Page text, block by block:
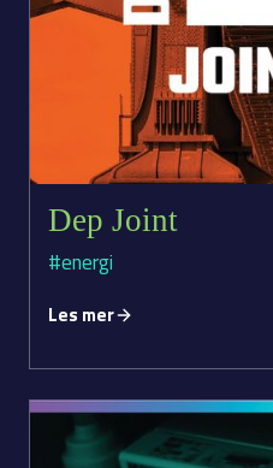
Dep Joint
#energi
Les mer